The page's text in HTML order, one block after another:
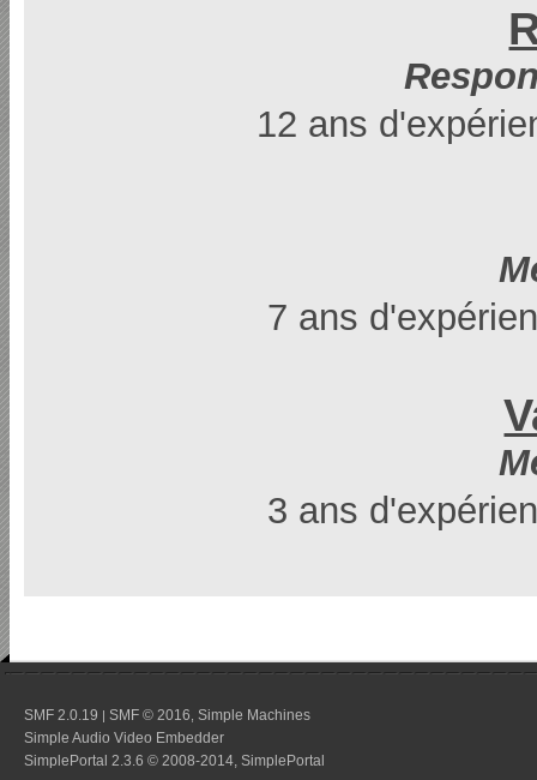
12 ans
7 ans
3 ans
SMF 2.0.19 | SMF © 2016 Simple Machines
Simple Audio Video Embedder
SimplePortal 2.3.6 © 2008-2014, SimplePortal